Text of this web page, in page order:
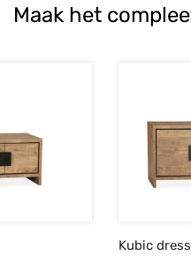
Maak het
Kubic